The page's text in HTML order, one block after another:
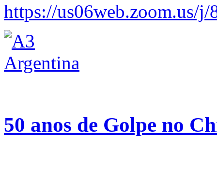
https://us06web.zoom.us/j/
50 anos de Golpe no